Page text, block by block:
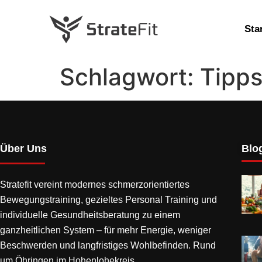
Schlagwort:
Über Uns
Stratefit vereint modernes schmerzorientiertes
Bewegungstraining, gezieltes Personal Training und
individuelle Gesundheitsberatung zu einem
ganzheitlichen System – für mehr Energie, weniger
Beschwerden und langfristiges Wohlbefinden. Rund